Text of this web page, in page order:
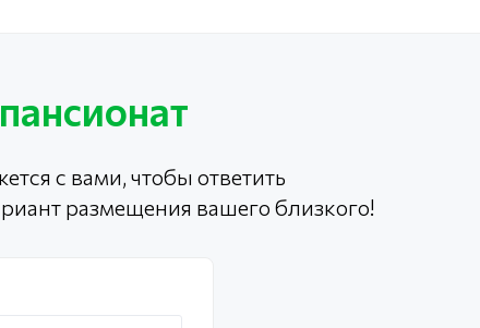
с вами, чтобы ответить
размещения вашего близкого!